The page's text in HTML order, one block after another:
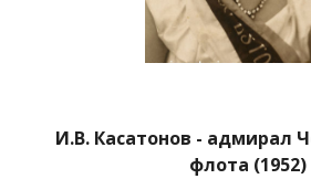
И.В. Касатонов - адмирал
флота (1952)